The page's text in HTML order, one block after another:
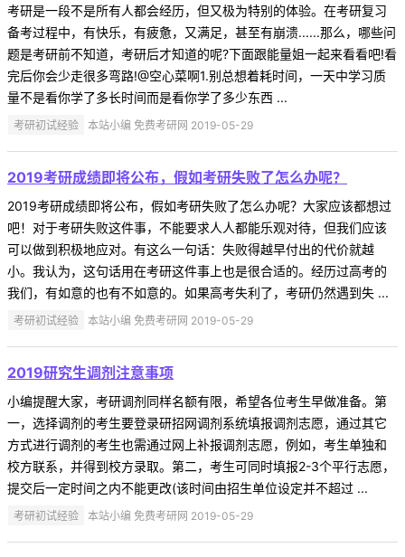
考研是一段不是所有人都会经历，但又极为特别的体验。在考研复习
备考过程中，有快乐，有疲惫，又满足，甚至有崩溃......那么，哪些问
题是考研前不知道，考研后才知道的呢?下面跟能量姐一起来看看吧!看
完后你会少走很多弯路!@空心菜啊1.别总想着耗时间，一天中学习质
量不是看你学了多长时间而是看你学了多少东西 ...
考研初试经验 本站小编 免费考研网 2019-05-29
2019考研成绩即将公布，假如考研失败了怎么办呢？
2019考研成绩即将公布，假如考研失败了怎么办呢？大家应该都想过
吧！对于考研失败这件事，不能要求人人都能乐观对待，但我们应该
可以做到积极地应对。有这么一句话：失败得越早付出的代价就越
小。我认为，这句话用在考研这件事上也是很合适的。经历过高考的
我们，有如意的也有不如意的。如果高考失利了，考研仍然遇到失 ...
考研初试经验 本站小编 免费考研网 2019-05-29
2019研究生调剂注意事项
小编提醒大家，考研调剂同样名额有限，希望各位考生早做准备。第
一，选择调剂的考生要登录研招网调剂系统填报调剂志愿，通过其它
方式进行调剂的考生也需通过网上补报调剂志愿，例如，考生单独和
校方联系，并得到校方录取。第二，考生可同时填报2-3个平行志愿，
提交后一定时间之内不能更改(该时间由招生单位设定并不超过 ...
考研初试经验 本站小编 免费考研网 2019-05-29